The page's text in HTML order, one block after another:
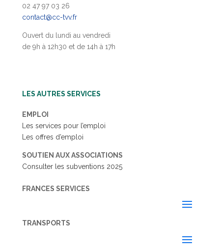
02 47 97 03 26
contact@cc-tvv.fr
Ouvert du lundi au vendredi
de 9h à 12h30 et de 14h à 17h
LES AUTRES SERVICES
EMPLOI
Les services pour l’emploi
Les offres d’emploi
SOUTIEN AUX ASSOCIATIONS
Consulter les subventions 2025
FRANCES SERVICES
TRANSPORTS